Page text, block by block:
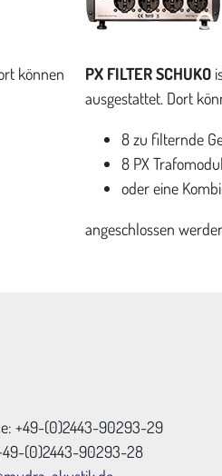
können PX FILTER SCHUKO
ausgestattet. Dort
8 zu filternde
8 PX
oder eine
angeschlossen
+49-(0)2443-90293-29
(0)2443-90293-28